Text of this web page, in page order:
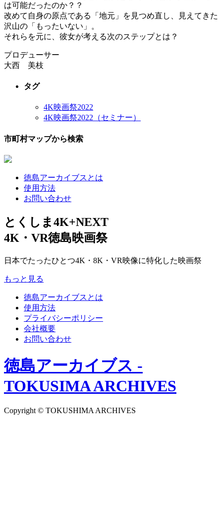
は可能だったのか？？
改めて自身の原点である「地元」を見つめ直し、見えてきた
沢山の「もったいない」。
それらを元に、彼女が考える次のステップとは？
プロデューサー
大西 美枝
タグ
4K映画祭2022
4K映画祭2022（セミナー）
市町村マップから検索
徳島アーカイブスとは
使用方法
お問い合わせ
とくしま4K+NEXT
4K・VR徳島映画祭
日本でたったひとつ4K・8K・VR映像に特化した映画祭
もっと見る
徳島アーカイブスとは
使用方法
プライバシーポリシー
会社概要
お問い合わせ
徳島アーカイブス -
TOKUSIMA ARCHIVES
Copyright © TOKUSHIMA ARCHIVES